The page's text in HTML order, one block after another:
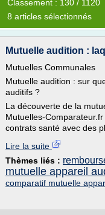
Classement : 130 / 1120
8 articles sélectionnés
Mutuelle audition :
Mutuelles Communales
Mutuelle audition : sur
auditifs ?
La découverte de la
Mutuelles-
contrats santé avec des
Lire la suite
Thèmes liés :
mutuelle appareil
comparatif mutuelle